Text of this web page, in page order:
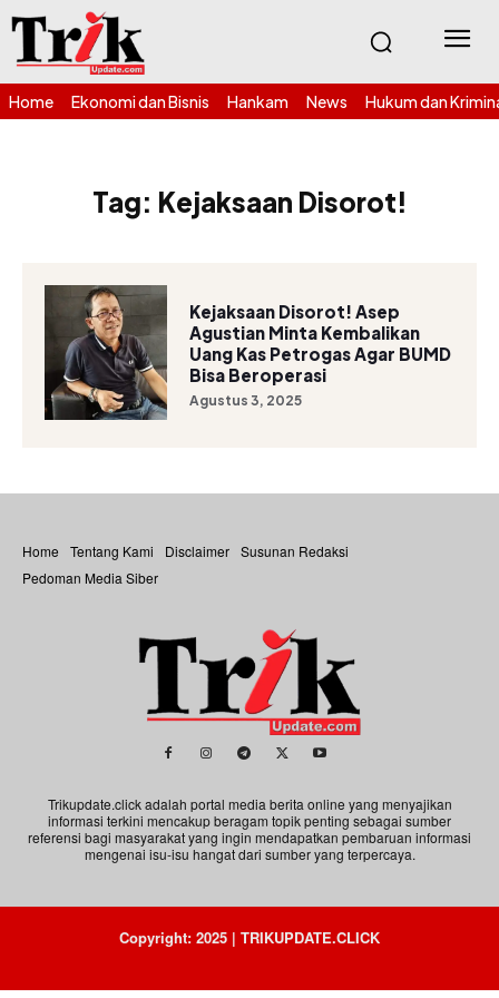
Home Ekonomi dan Bisnis Hankam News Hukum dan
Tag: Kejaksaan Disorot!
Kejaksaan Disorot! Asep
Agustian Minta Kembalikan
Uang Kas Petrogas Agar BUMD
Bisa Beroperasi
Agustus 3, 2025
Home Tentang Kami Disclaimer Susunan Redaksi
Pedoman Media Siber
Trikupdate.click adalah portal media berita online yang menyajikan
informasi terkini mencakup beragam topik penting sebagai sumber
referensi bagi masyarakat yang ingin mendapatkan pembaruan informasi
mengenai isu-isu hangat dari sumber yang terpercaya.
Copyright: 2025 | TRIKUPDATE.CLICK